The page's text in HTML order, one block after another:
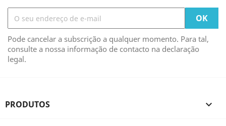
Pode cancelar a subscrição a qualquer momento. Para tal,
consulte a nossa informação de contacto na declaração
legal.
PRODUTOS 